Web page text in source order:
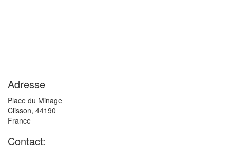
Adresse
Place du Minage
Clisson, 44190
France
Contact: